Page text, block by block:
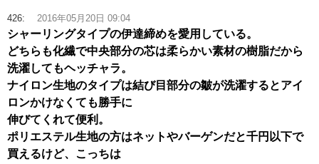
426: 2016年05月20日 09:04
シャーリングタイプの伊達締めを愛用している。
どちらも化繊で中央部分の芯は柔らかい素材の樹脂だから
洗濯してもヘッチャラ。
ナイロン生地のタイプは結び目部分の皺が洗濯するとアイ
ロンかけなくても勝手に
伸びてくれて便利。
ポリエステル生地の方はネットやバーゲンだと千円以下で
買えるけど、こっちは